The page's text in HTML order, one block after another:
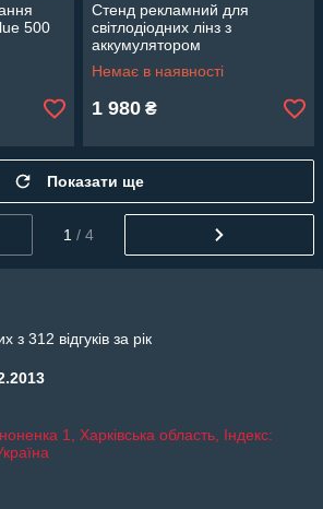
500
Стенд рекламний для
світлодіодних лінз з
аккумулятором
Немає в наявності
1 980 ₴
Показати ще
1 / 4
з 312 відгуків за рік
1, Харківська область, Індекс: